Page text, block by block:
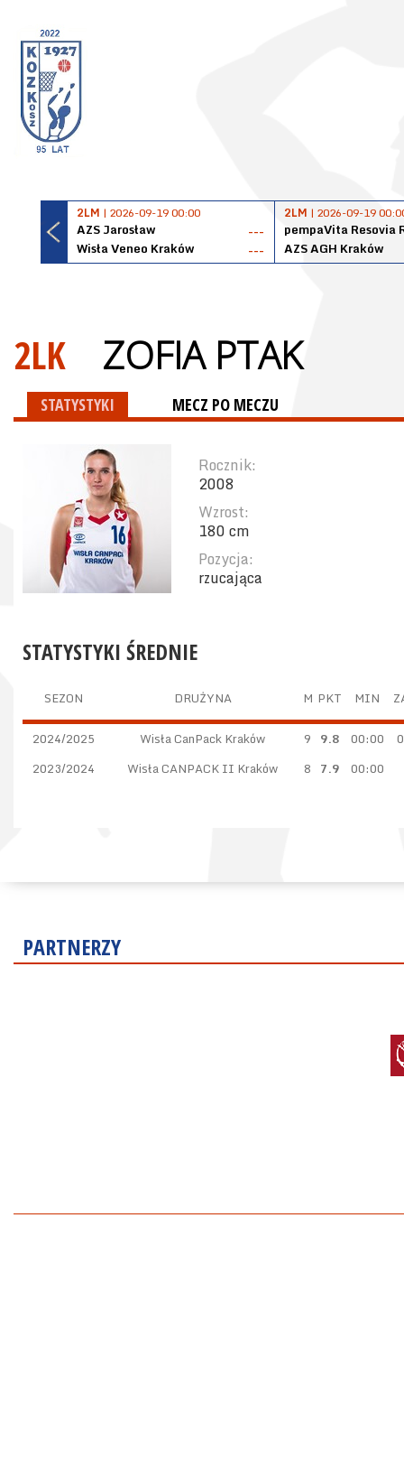
2LM | 2026-09-19 00:00
AZS Jarosław
---
Wisła Veneo Kraków
---
2LM | 2026-09-19
pempaVita Resovia
AZS AGH Kraków
2LK ZOFIA PTAK
STATYSTYKI MECZ PO MECZU
Rocznik:
2008
Wzrost:
180 cm
Pozycja:
rzucająca
STATYSTYKI ŚREDNIE
SEZON DRUŻYNA M PKT MIN
2024/2025 Wisła CanPack Kraków 9 9.8 00:00
2023/2024
Wisła CANPACK II Kraków 8 7.9 00:00
PARTNERZY